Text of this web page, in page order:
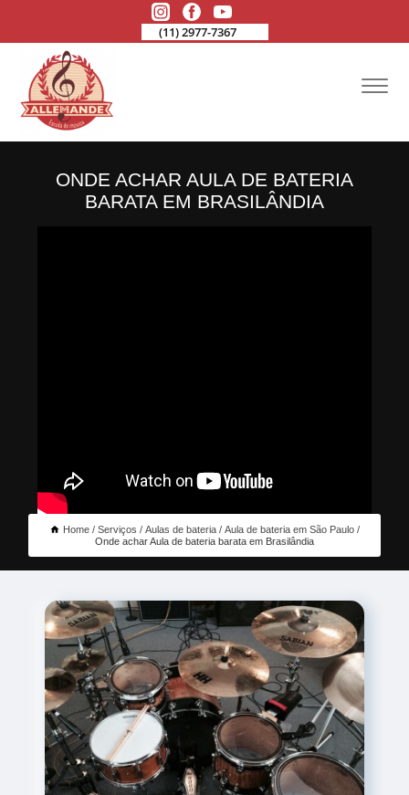
(11) 2977-7367
ONDE ACHAR AULA DE BATERIA
BARATA EM BRASILÂNDIA
Home Serviços Aulas de bateria
Aula de bateria em São Paulo
Onde achar Aula de bateria barata em Brasilândia